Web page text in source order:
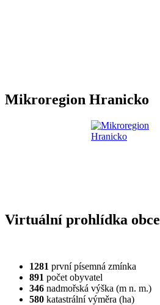
Mikroregion Hranicko
Virtuální prohlídka obce
1281 první písemná zmínka
891 počet obyvatel
346 nadmořská výška (m n. m.)
580 katastrální výměra (ha)